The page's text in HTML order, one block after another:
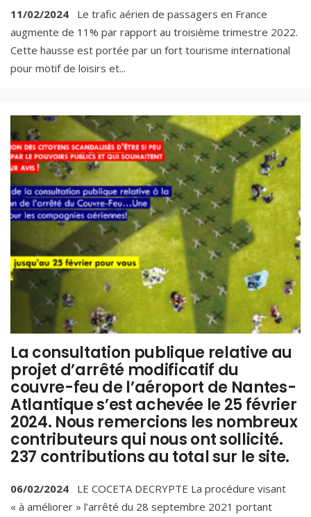
11/02/2024
Le trafic aérien de passagers en France
augmente de 11% par rapport au troisième trimestre 2022.
Cette hausse est portée par un fort tourisme international
pour motif de loisirs et...
La consultation publique relative au
projet d’arrêté modificatif du
couvre-feu de l’aéroport de Nantes-
Atlantique s’est achevée le 25 février
2024. Nous remercions les nombreux
contributeurs qui nous ont sollicité.
237 contributions au total sur le site.
06/02/2024
LE COCETA DECRYPTE La procédure visant
« à améliorer » l’arrêté du 28 septembre 2021 portant